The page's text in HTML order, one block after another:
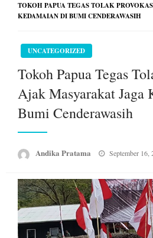
TOKOH PAPUA TEGAS TOLAK
KEDAMAIAN DI BUMI CENDERAWASIH
UNCATEGORIZED
Tokoh Papua Tegas
Ajak Masyarakat Jaga
Bumi Cenderawasih
Andika Pratama
Posted
September 16,